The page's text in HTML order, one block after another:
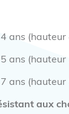
ans (hauteur
ans (hauteur
ans (hauteur
aux